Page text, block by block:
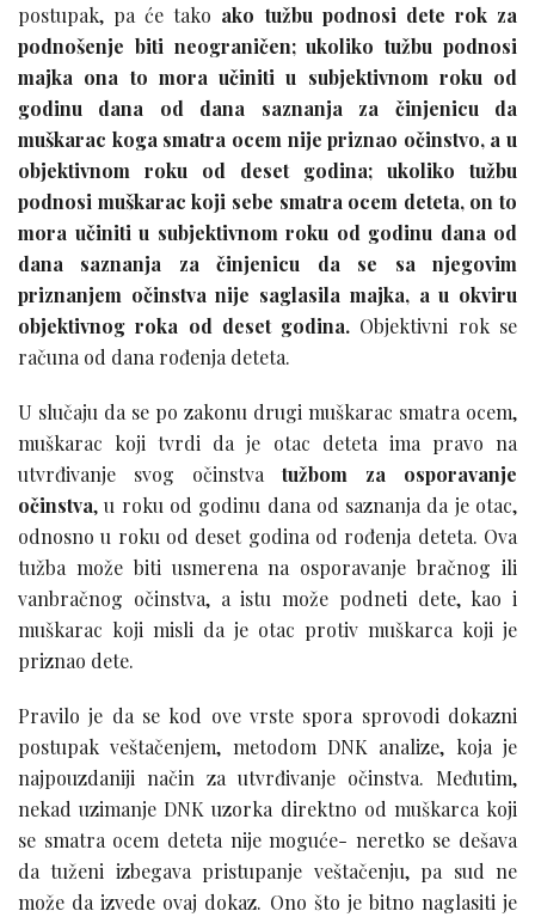
postupak, pa će tako ako tužbu podnosi dete rok za
podnošenje biti neograničen; ukoliko tužbu podnosi
majka ona to mora učiniti u subjektivnom roku od
godinu dana od dana saznanja za činjenicu da
muškarac koga smatra ocem nije priznao očinstvo, a u
objektivnom roku od deset godina; ukoliko tužbu
podnosi muškarac koji sebe smatra ocem deteta, on to
mora učiniti u subjektivnom roku od godinu dana od
dana saznanja za činjenicu da se sa njegovim
priznanjem očinstva nije saglasila majka, a u okviru
objektivnog roka od deset godina. Objektivni rok se
računa od dana rođenja deteta.
U slučaju da se po zakonu drugi muškarac smatra ocem,
muškarac koji tvrdi da je otac deteta ima pravo na
utvrđivanje svog očinstvatužbom za osporavanje
očinstva, u roku od godinu dana od saznanja da je otac,
odnosno u roku od deset godina od rođenja deteta. Ova
tužba može biti usmerena na osporavanje bračnog ili
vanbračnog očinstva, a istu može podneti dete, kao i
muškarac koji misli da je otac protiv muškarca koji je
priznao dete.
Pravilo je da se kod ove vrste spora sprovodi dokazni
postupak veštačenjem, metodom DNK analize, koja je
najpouzdaniji način za utvrđivanje očinstva. Međutim,
nekad uzimanje DNK uzorka direktno od muškarca koji
se smatra ocem deteta nije moguće- neretko se dešava
da tuženi izbegava pristupanje veštačenju, pa sud ne
može da izvede ovaj dokaz. Ono što je bitno naglasiti je